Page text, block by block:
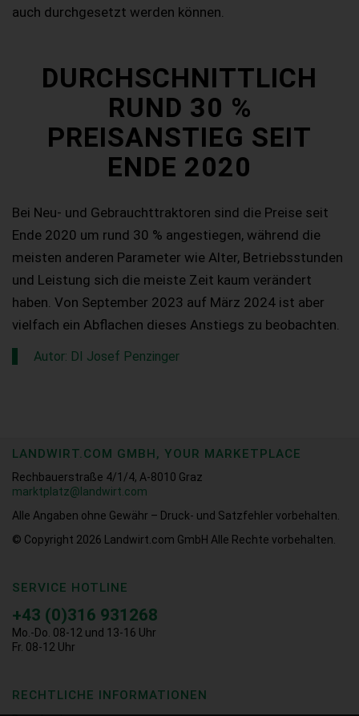
auch durchgesetzt werden können.
DURCHSCHNITTLICH
RUND 30 %
PREISANSTIEG SEIT
ENDE 2020
Bei Neu- und Gebrauchttraktoren sind die Preise seit
Ende 2020 um rund 30 % angestiegen, während die
meisten anderen Parameter wie Alter, Betriebsstunden
und Leistung sich die meiste Zeit kaum verändert
haben. Von September 2023 auf März 2024 ist aber
vielfach ein Abflachen dieses Anstiegs zu beobachten.
Autor: DI Josef Penzinger
LANDWIRT.COM GMBH, YOUR MARKETPLACE
Rechbauerstraße 4/1/4, A-8010 Graz
marktplatz@landwirt.com
Alle Angaben ohne Gewähr – Druck- und Satzfehler vorbehalten.
© Copyright 2026 Landwirt.com GmbH Alle Rechte vorbehalten.
SERVICE HOTLINE
+43 (0)316 931268
Mo.-Do. 08-12 und 13-16 Uhr
Fr. 08-12 Uhr
RECHTLICHE INFORMATIONEN